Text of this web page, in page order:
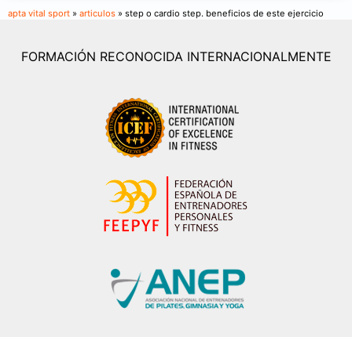
apta vital sport » articulos » step o cardio step. beneficios de este ejercicio
FORMACIÓN RECONOCIDA INTERNACIONALMENTE